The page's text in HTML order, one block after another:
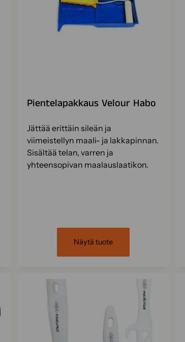
Pientelapakkaus Velour Habo
Jättää erittäin sileän ja
viimeistellyn maali- ja lakkapinnan.
Sisältää telan, varren ja
yhteensopivan maalauslaatikon.
Näytä tuote